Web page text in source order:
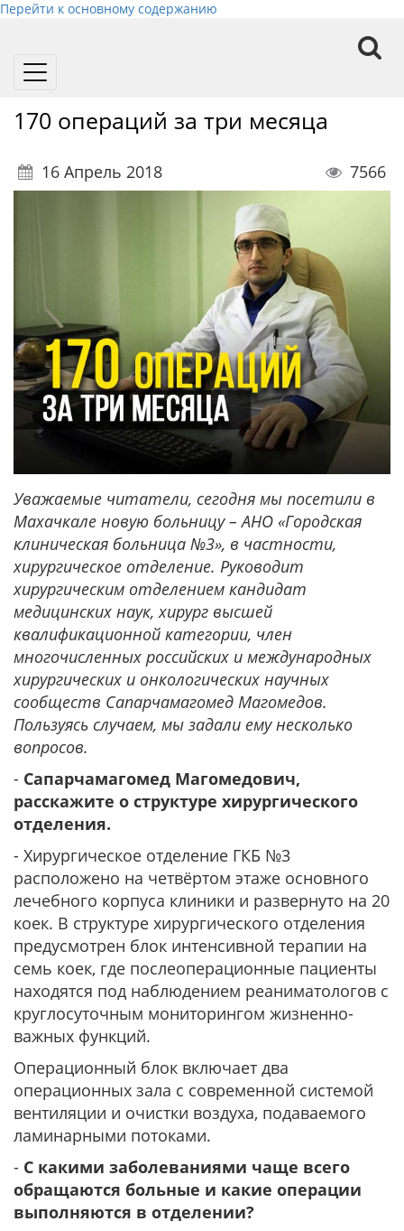
Перейти к основному содержанию
Toggle
170 операций за три месяца
16 Апрель 2018 7566
Уважаемые читатели, сегодня мы посетили в
Махачкале новую больницу – АНО «Городская
клиническая больница №3», в частности,
хирургическое отделение. Руководит
хирургическим отделением кандидат
медицинских наук, хирург высшей
квалификационной категории, член
многочисленных российских и международных
хирургических и онкологических научных
сообществ Сапарчамагомед Магомедов.
Пользуясь случаем, мы задали ему несколько
вопросов.
- Сапарчамагомед Магомедович,
расскажите о структуре хирургического
отделения.
- Хирургическое отделение ГКБ №3
расположено на четвёртом этаже основного
лечебного корпуса клиники и развернуто на 20
коек. В структуре хирургического отделения
предусмотрен блок интенсивной терапии на
семь коек, где послеоперационные пациенты
находятся под наблюдением реаниматологов с
круглосуточным мониторингом жизненно-
важных функций.
Операционный блок включает два
операционных зала с современной системой
вентиляции и очистки воздуха, подаваемого
ламинарными потоками.
- С какими заболеваниями чаще всего
обращаются больные и какие операции
выполняются в отделении?